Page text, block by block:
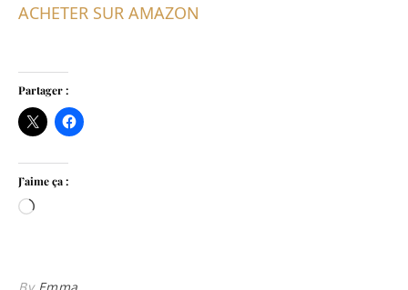
ACHETER SUR AMAZON
Partager :
J’aime ça :
Chargement…